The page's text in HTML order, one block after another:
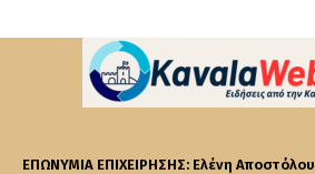
ΕΠΩΝΥΜΙΑ ΕΠΙΧΕΙΡΗΣΗΣ: Ελένη Αποστόλου